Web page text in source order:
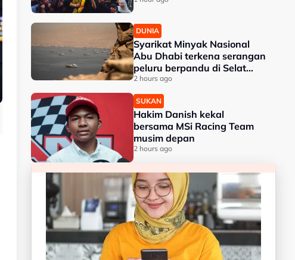
DUNIA
Syarikat Minyak Nasional
Abu Dhabi terkena serangan
peluru berpandu di Selat
Hormuz
2 hours ago
SUKAN
Hakim Danish kekal
bersama MSi Racing Team
musim depan
2 hours ago